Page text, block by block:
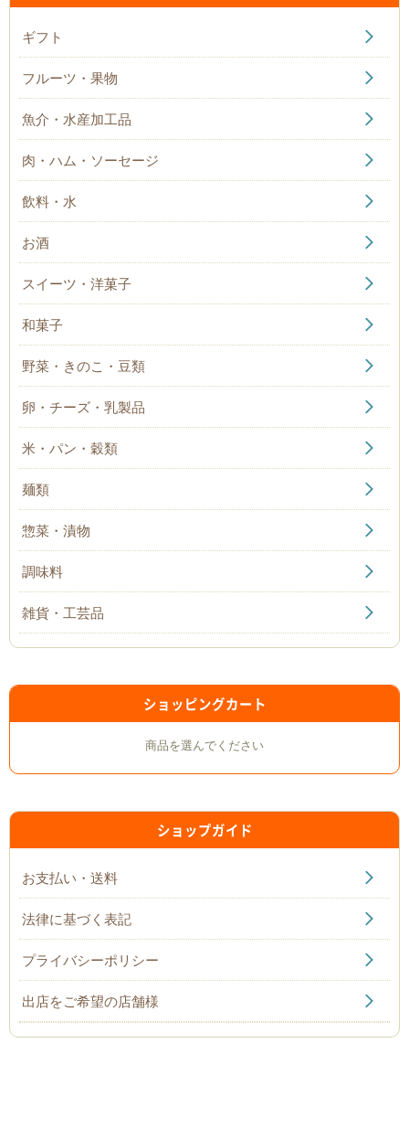
ギフト
フルーツ・果物
魚介・水産加工品
肉・ハム・ソーセージ
飲料・水
お酒
スイーツ・洋菓子
和菓子
野菜・きのこ・豆類
卵・チーズ・乳製品
米・パン・穀類
麺類
惣菜・漬物
調味料
雑貨・工芸品
ショッピングカート
商品を選んでください
ショップガイド
お支払い・送料
法律に基づく表記
プライバシーポリシー
出店をご希望の店舗様